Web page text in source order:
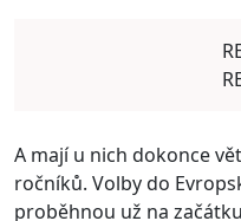
A mají u nich dokonce
ročníků. Volby do
proběhnou už na